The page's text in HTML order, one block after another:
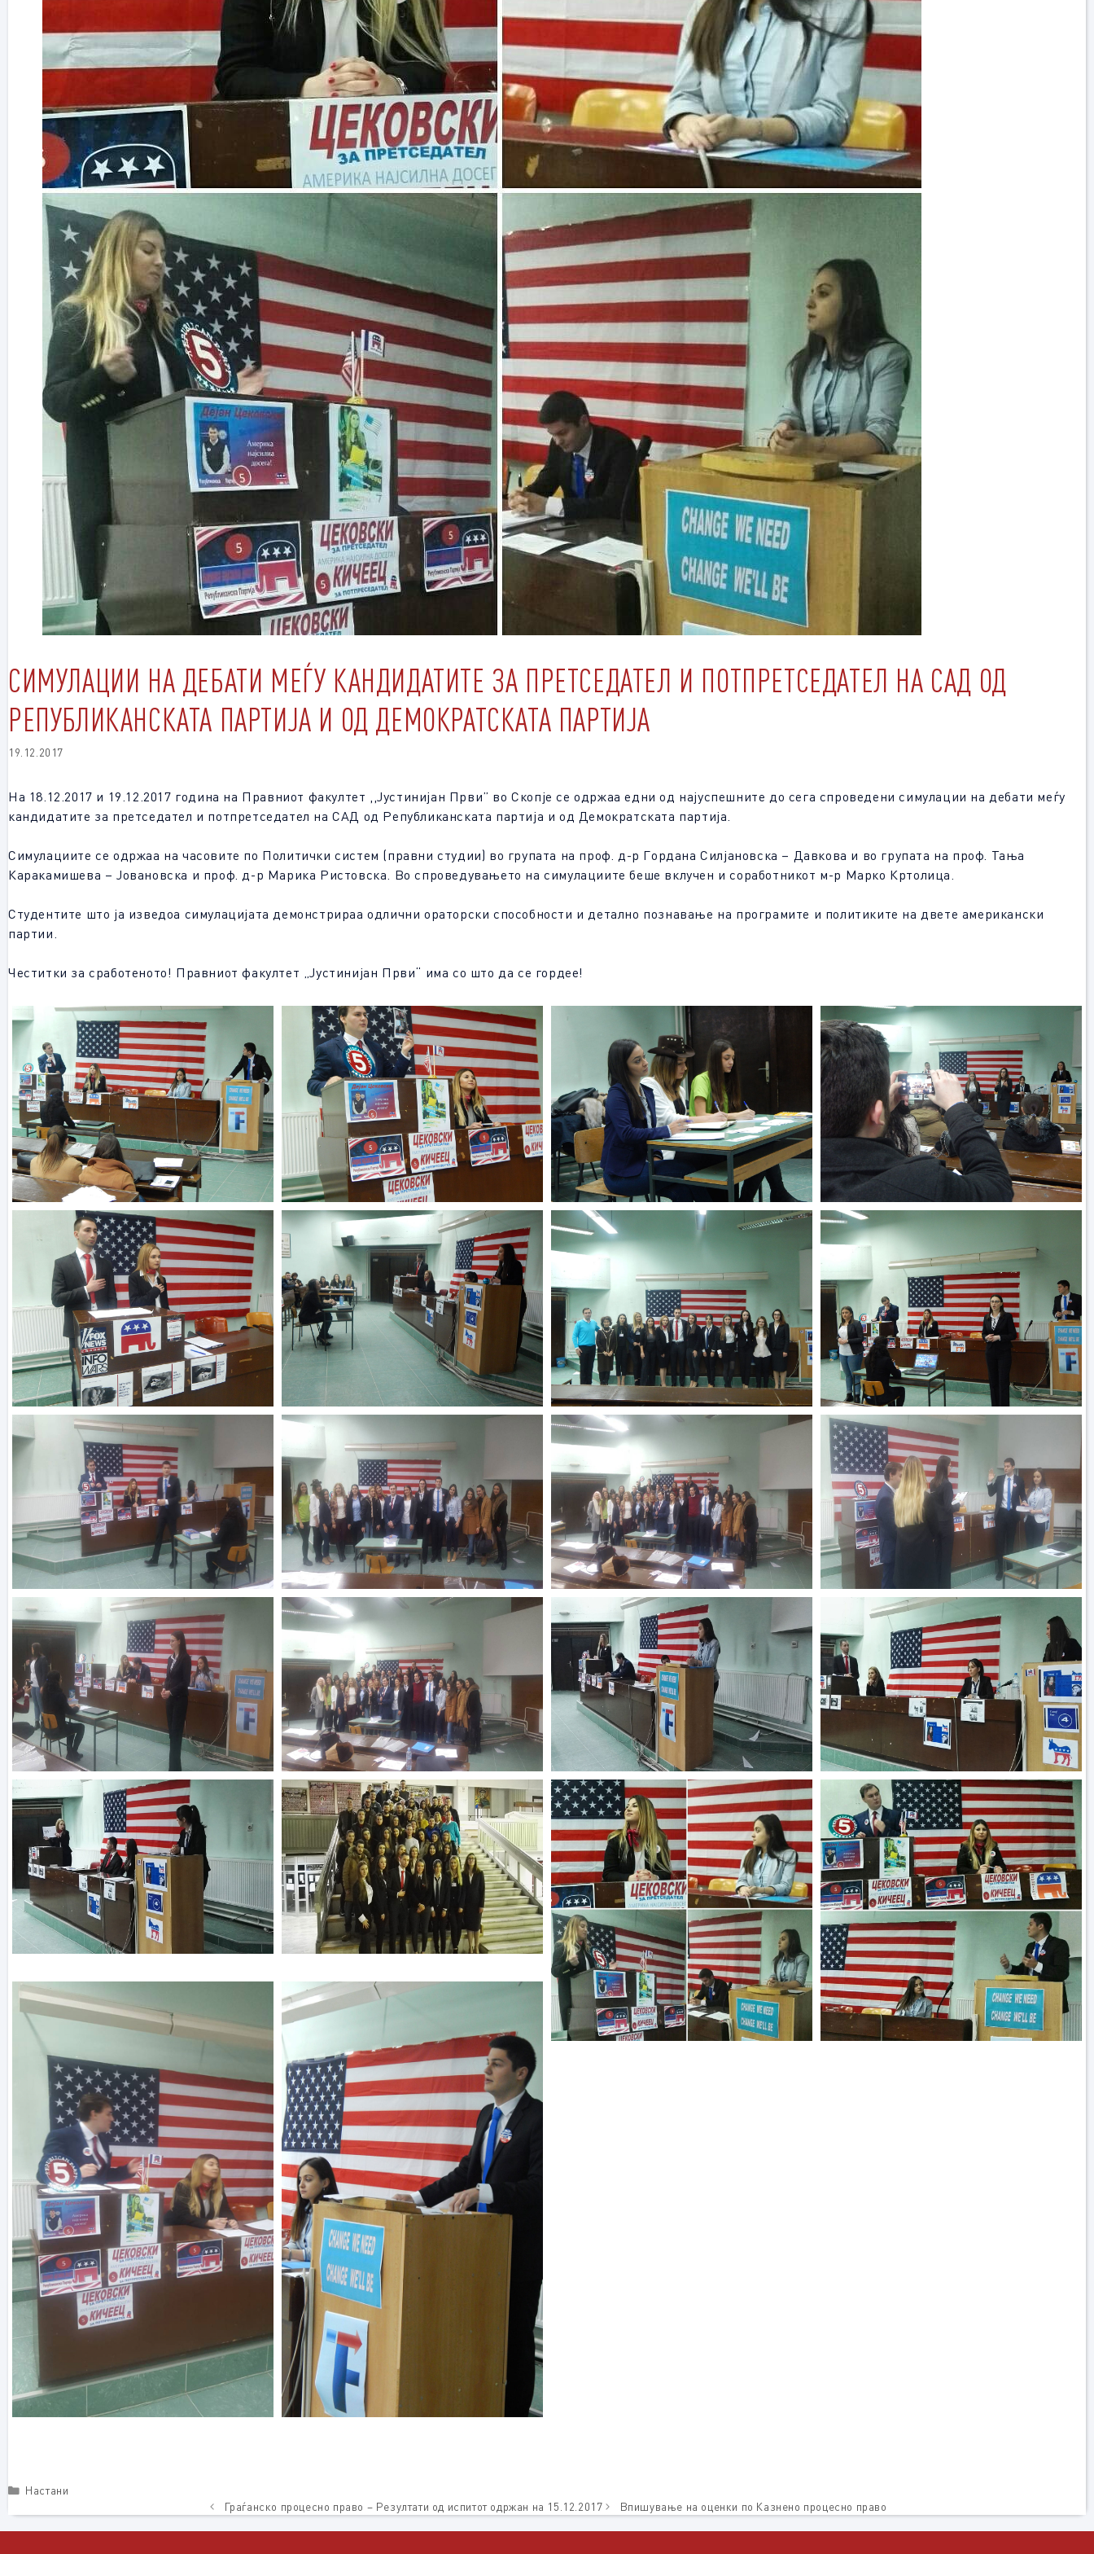
СИМУЛАЦИИ НА ДЕБАТИ МЕЃУ КАНДИДАТИТЕ ЗА ПРЕТСЕДАТЕЛ И ПОТПРЕТСЕДАТЕЛ НА САД ОД
РЕПУБЛИКАНСКАТА ПАРТИЈА И ОД ДЕМОКРАТСКАТА ПАРТИЈА
19.12.2017
На 18.12.2017 и 19.12.2017 година на Правниот факултет ,,Јустинијан Први” во Скопје се одржаа едни од најуспешните до сега спроведени симулации на дебати меѓу
кандидатите за претседател и потпретседател на САД од Републиканската партија и од Демократската партија.
Симулациите се одржаа на часовите по Политички систем (правни студии) во групата на проф. д-р Гордана Силјановска – Давкова и во групата на проф. Тања
Каракамишева – Јовановска и проф. д-р Марика Ристовска. Во спроведувањето на симулациите беше вклучен и соработникот м-р Марко Кртолица.
Студентите што ја изведоа симулацијата демонстрираа одлични ораторски способности и детално познавање на програмите и политиките на двете aмерикански
партии.
Честитки за сработеното! Правниот факултет „Јустинијан Први“ има со што да се гордее!
Categories
Настани
Граѓанско процесно право – Резултати од испитот одржан на 15.12.2017
Впишување на оценки по Казнено процесно право